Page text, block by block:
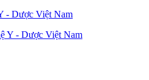
- Dược Việt Nam